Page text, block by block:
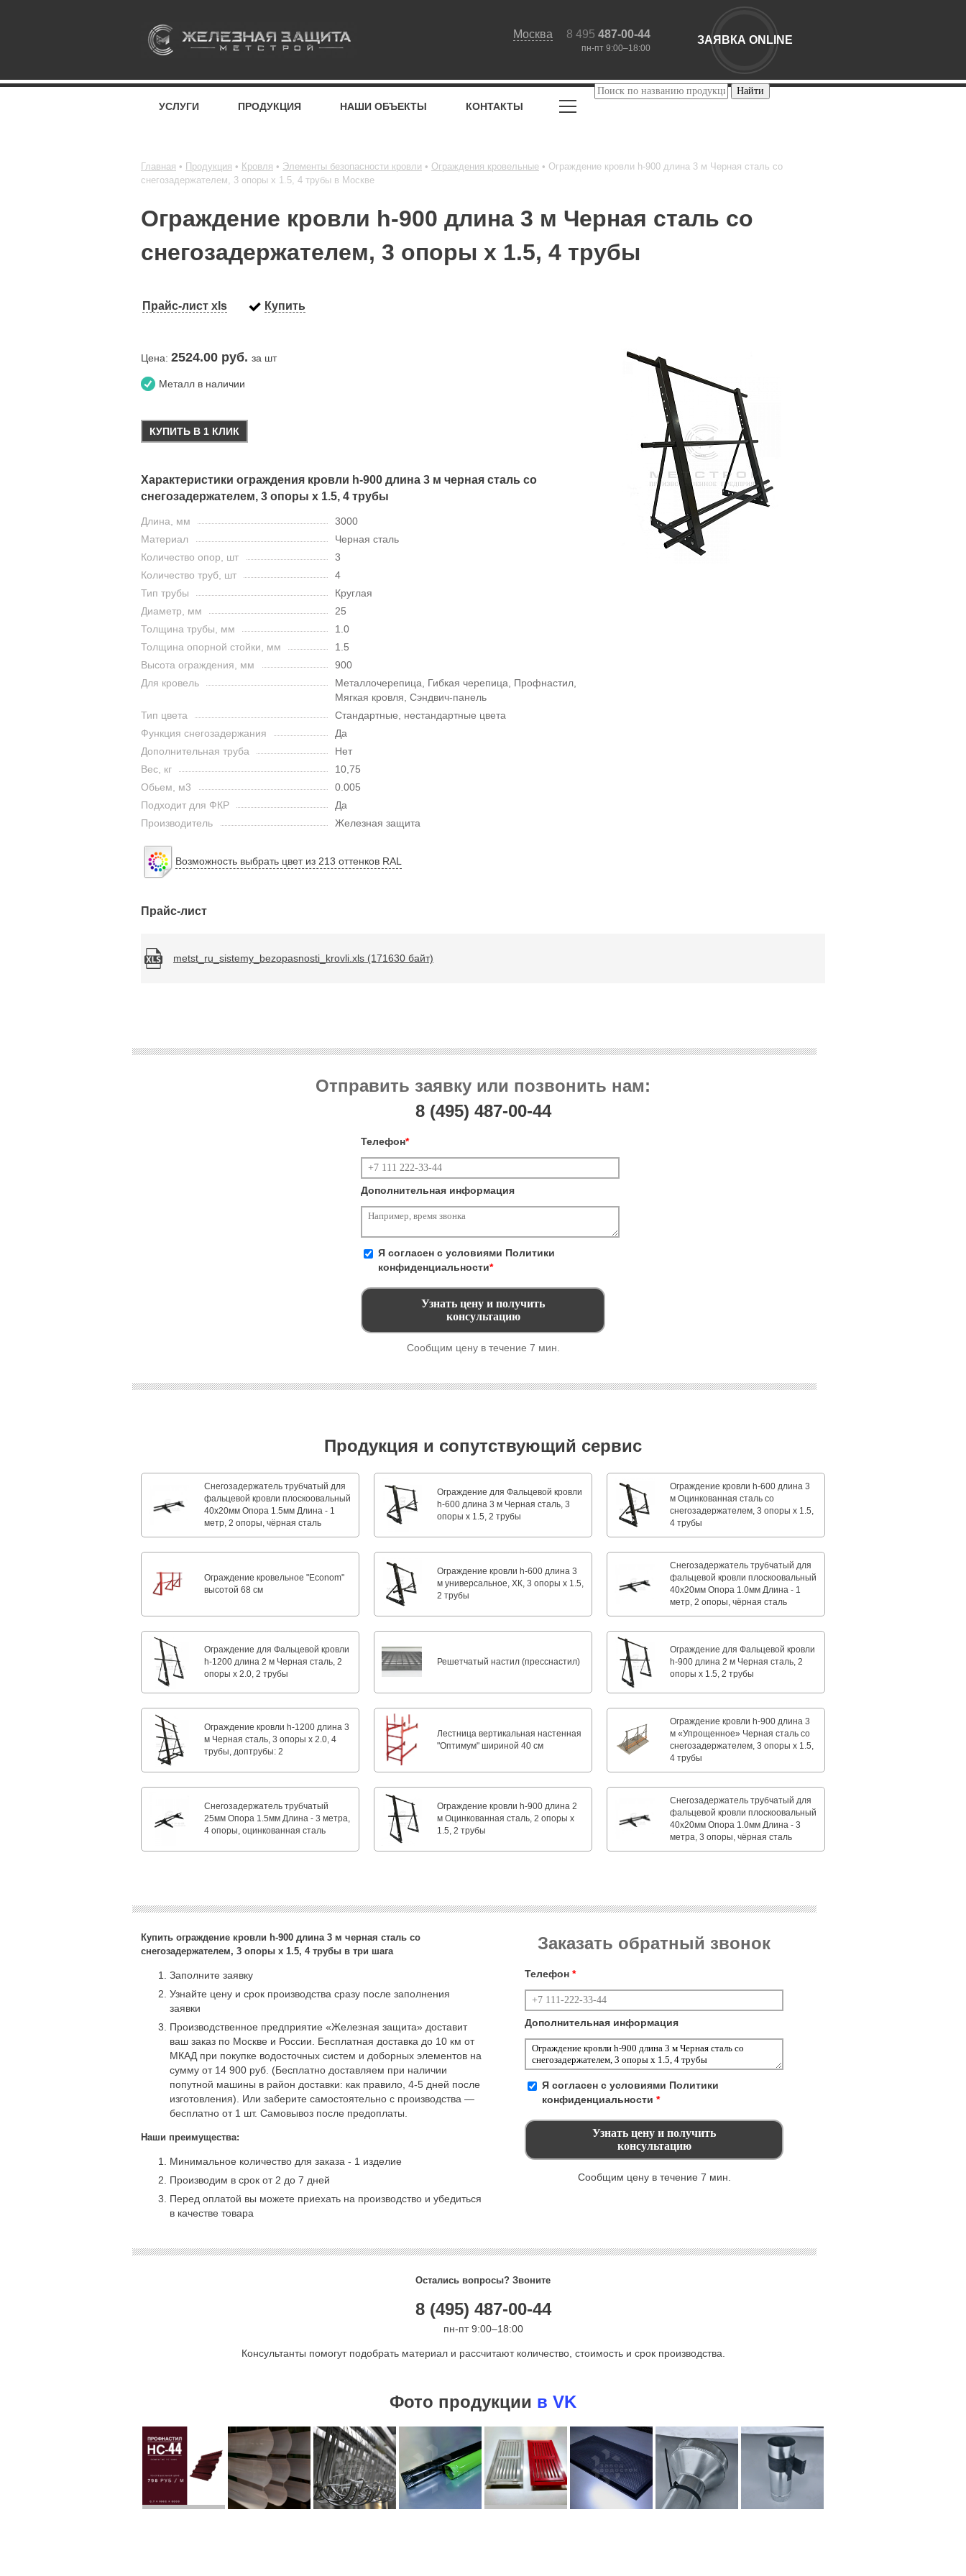
Москва 8 495 487-00-44
пн-пт 9:00–18:00
ЗАЯВКА ONLINE
УСЛУГИ ПРОДУКЦИЯ НАШИ ОБЪЕКТЫ КОНТАКТЫ
Главная Продукция Кровля Элементы безопасности кровли Ограждения кровельные
Ограждение кровли h-900 длина 3 м Черная сталь со
снегозадержателем, 3 опоры х 1.5, 4 трубы в Москве
Ограждение кровли h-900 длина 3 м Черная сталь со
снегозадержателем, 3 опоры х 1.5, 4 трубы
Прайс-лист xls Купить
Цена: 2524.00 руб. за шт
Металл в наличии
КУПИТЬ В 1 КЛИК
Характеристики ограждения кровли h-900 длина 3 м черная сталь со
снегозадержателем, 3 опоры х 1.5, 4 трубы
Длина, мм
3000
Материал
Черная сталь
Количество опор, шт
3
Количество труб, шт
4
Тип трубы
Круглая
Диаметр, мм
25
Толщина трубы, мм
1.0
Толщина опорной стойки, мм
1.5
Высота ограждения, мм
900
Для кровель
Металлочерепица, Гибкая черепица, Профнастил,
Мягкая кровля, Сэндвич-панель
Тип цвета
Стандартные, нестандартные цвета
Функция снегозадержания
Да
Дополнительная труба
Нет
Вес, кг
10,75
Обьем, м3
0.005
Подходит для ФКР
Да
Производитель
Железная защита
Возможность выбрать цвет из 213 оттенков RAL
Прайс-лист
metst_ru_sistemy_bezopasnosti_krovli.xls (171630 байт)
Отправить заявку или позвонить нам:
8 (495) 487-00-44
Телефон*
Дополнительная информация
Я согласен с условиями Политики
конфиденциальности*
Сообщим цену в течение 7 мин.
Продукция и сопутствующий сервис
Снегозадержатель трубчатый для
фальцевой кровли плоскоовальный
40х20мм Опора 1.5мм Длина - 1
метр, 2 опоры, чёрная сталь
Ограждение для Фальцевой кровли
h-600 длина 3 м Черная сталь, 3
опоры х 1.5, 2 трубы
Ограждение кровли h-600 длина 3
м Оцинкованная сталь со
снегозадержателем, 3 опоры х 1.5,
4 трубы
Ограждение кровельное "Econom"
высотой 68 см
Ограждение кровли h-600 длина 3
м универсальное, ХК, 3 опоры х 1.5,
2 трубы
Снегозадержатель трубчатый для
фальцевой кровли плоскоовальный
40х20мм Опора 1.0мм Длина - 1
метр, 2 опоры, чёрная сталь
Ограждение для Фальцевой кровли
h-1200 длина 2 м Черная сталь, 2
опоры х 2.0, 2 трубы
Решетчатый настил (пресснастил)
Ограждение для Фальцевой кровли
h-900 длина 2 м Черная сталь, 2
опоры х 1.5, 2 трубы
Ограждение кровли h-1200 длина 3
м Черная сталь, 3 опоры х 2.0, 4
трубы, доптрубы: 2
Лестница вертикальная настенная
"Оптимум" шириной 40 см
Ограждение кровли h-900 длина 3
м «Упрощенное» Черная сталь со
снегозадержателем, 3 опоры х 1.5,
4 трубы
Снегозадержатель трубчатый
25мм Опора 1.5мм Длина - 3 метра,
4 опоры, оцинкованная сталь
Ограждение кровли h-900 длина 2
м Оцинкованная сталь, 2 опоры х
1.5, 2 трубы
Снегозадержатель трубчатый для
фальцевой кровли плоскоовальный
40х20мм Опора 1.0мм Длина - 3
метра, 3 опоры, чёрная сталь
Купить ограждение кровли h-900 длина 3 м черная сталь со
снегозадержателем, 3 опоры х 1.5, 4 трубы в три шага
Заполните заявку
Узнайте цену и срок производства сразу после заполнения
заявки
Производственное предприятие «Железная защита» доставит
ваш заказ по Москве и России. Бесплатная доставка до 10 км от
МКАД при покупке водосточных систем и доборных элементов на
сумму от 14 900 руб. (Бесплатно доставляем при наличии
попутной машины в район доставки: как правило, 4-5 дней после
изготовления). Или заберите самостоятельно с производства —
бесплатно от 1 шт. Самовывоз после предоплаты.
Наши преимущества:
Минимальное количество для заказа - 1 изделие
Производим в срок от 2 до 7 дней
Перед оплатой вы можете приехать на производство и убедиться
в качестве товара
Заказать обратный звонок
Телефон *
Дополнительная информация
Я согласен с условиями Политики
конфиденциальности *
Сообщим цену в течение 7 мин.
Остались вопросы? Звоните
8 (495) 487-00-44
пн-пт 9:00–18:00
Консультанты помогут подобрать материал и рассчитают количество, стоимость и срок производства.
Фото продукции в VK